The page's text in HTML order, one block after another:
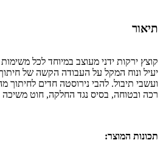
תיאור
קוצץ ירקות ידני מעוצב במיוחד לכל
יעיל ונוח המקל על העבודה הקשה של חיתוך
ועשבי תיבול. להבי נירוסטה חדים לחיתוך
רכה ובטוחה, בסיס נגד החלקה, חוט משיכה
תכונות המוצר: